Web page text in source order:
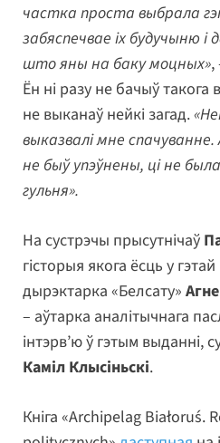
частка проста выбрала
забяспечвае іх будучыню і
што яны на баку моцных»,
Ён ні разу не бачыў такога
не выканаў нейкі загад.
выказвалі мне спачуванне.
не быў упэўнены, ці не
гульня».
На сустрэчы прысутнічаў
гісторыя якога ёсць у
дырэктарка «Белсату»
– аўтарка аналітычнага
інтэрв’ю ў гэтым выданні,
Каміл Клысіньскі.
Кніга «Archipelag Białoruś.